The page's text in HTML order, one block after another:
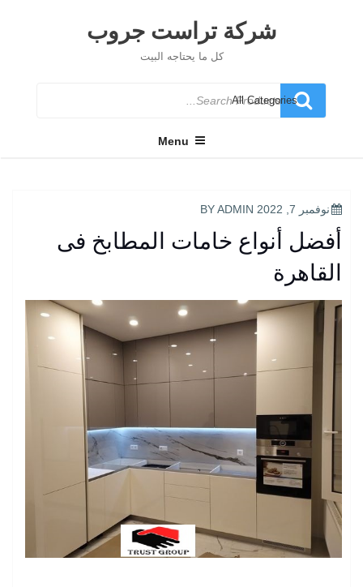
شركة تراست جروب
كل ما يحتاجه البيت
Search
for
Menu
POSTED
نوفمبر 7, 2022 ADMIN
أفضل أنواع خامات المطابخ فى
القاهرة